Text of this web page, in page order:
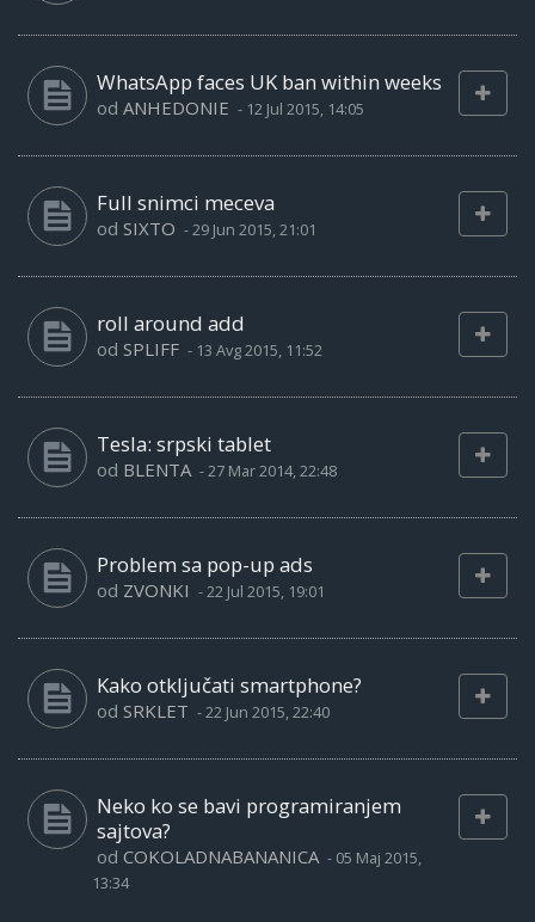
WhatsApp faces UK ban within weeks
od ANHEDONIE - 12 Jul 2015, 14:05
Full snimci meceva
od SIXTO -29 Jun 2015, 21:01
roll around add
od SPLIFF - 13 Avg 2015, 11:52
Tesla: srpski tablet
od BLENTA -27 Mar 2014, 22:48
Problem sa pop-up ads
od ZVONKI -22 Jul 2015, 19:01
Kako otključati smartphone?
od SRKLET -22 Jun 2015, 22:40
Neko ko se bavi programiranjem
sajtova?
od COKOLADNABANANICA - 05 Maj 2015,
13:34